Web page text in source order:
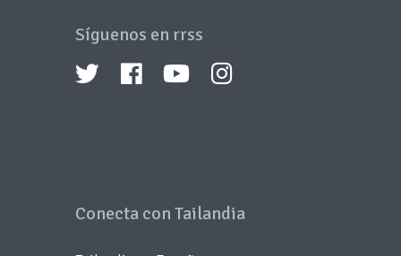
Síguenos en rrss
Conecta con Tailandia